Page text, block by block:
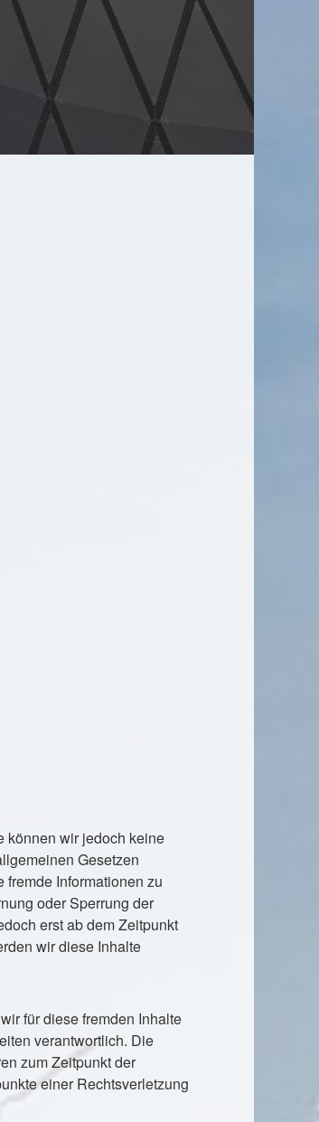
können wir jedoch keine
Gesetzen
Informationen zu
oder Sperrung der
erst ab dem Zeitpunkt
wir diese Inhalte
für diese fremden Inhalte
verantwortlich. Die
zum Zeitpunkt der
einer Rechtsverletzung